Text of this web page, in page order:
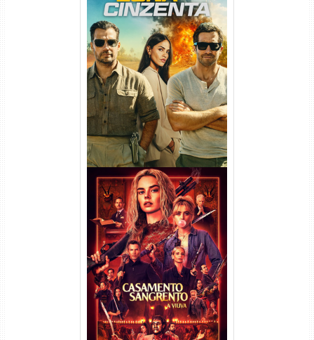
Na Zona Cinzenta Torrent
(2026) WEB-DL 1080p/4K
Dual Áudio
Casamento Sangrento: A
Viúva Torrent (2026) WEB-DL
720p/1080p/4K Dual Áudio